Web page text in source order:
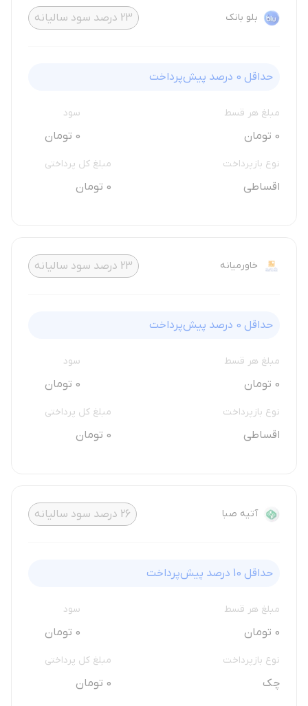
بلو بانک 23 درصد سود سالیانه
حداقل 0 درصد پیش‌پرداخت
مبلغ هر قسط
0 تومان
سود
0 تومان
نوع بازپرداخت
اقساطی
مبلغ کل پرداختی
0 تومان
خاورمیانه 23 درصد سود سالیانه
حداقل 0 درصد پیش‌پرداخت
مبلغ هر قسط
0 تومان
سود
0 تومان
نوع بازپرداخت
اقساطی
مبلغ کل پرداختی
0 تومان
آتیه صبا 26 درصد سود سالیانه
حداقل 10 درصد پیش‌پرداخت
مبلغ هر قسط
0 تومان
سود
0 تومان
نوع بازپرداخت
چک
مبلغ کل پرداختی
0 تومان